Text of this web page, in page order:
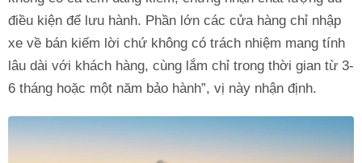
điều kiện để lưu hành. Phần lớn các cửa hàng chỉ nhập
xe về bán kiếm lời chứ không có trách nhiệm mang tính
lâu dài với khách hàng, cùng lắm chỉ trong thời gian từ 3-
6 tháng hoặc một năm bảo hành”, vị này nhận định.